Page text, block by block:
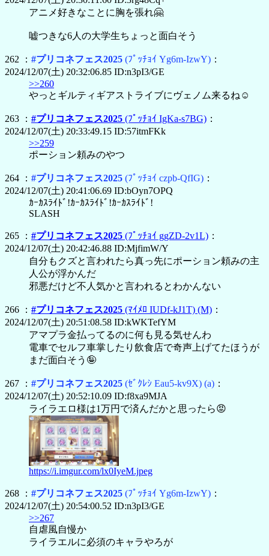
アニメ好きなことに胸を張れ🤗
嘘つきな6人の大学生ちょっと面白そう
262 ： #プリコネフェス2025 (ﾌﾟｯﾁｮｲ Yg6m-IzwY) ：
2024/12/07(土) 20:32:06.85 ID:n3pI3/GE
>>260
やっとギルティギアストライブにヴェノム来るね☺️
263 ： #プリコネフェス2025 (ﾌﾟｯﾁｮｲ IgKa-s7BG) ：
2024/12/07(土) 20:33:49.15 ID:57itmFKk
>>259
ポーション頼みのやつ
264 ： #プリコネフェス2025 (ﾌﾟｯﾁｮｲ czpb-QfIG) ：
2024/12/07(土) 20:41:06.69 ID:bOyn7OPQ
ｶｰｶｽﾗｲﾄﾞ!ｶｰｶｽﾗｲﾄﾞ!ｶｰｶｽﾗｲﾄﾞ!
SLASH
265 ： #プリコネフェス2025 (ﾌﾟｯﾁｮｲ ggZD-2v1L) ：
2024/12/07(土) 20:42:46.88 ID:MjfimW/Y
自分もクズと言われたら真っ先にポーション頼みの主
人公が浮かんだ
邪悪だけど不人気かと言われるとわかんない
266 ： #プリコネフェス2025 (ﾏｲﾒﾛ IUDf-kJ1T) (M) ：
2024/12/07(土) 20:51:08.58 ID:kWKTefYM
アマプラ金払ってるのに何も見る気せんわ
電車でセルフ車掌したり飲食店で奇声上げてたほうが
まだ面白そう🤪
267 ： #プリコネフェス2025 (ｾﾞｸﾚｼ Eau5-kv9X) (a) ：
2024/12/07(土) 20:52:10.09 ID:f8xa9MJA
ライラエロ様は1万円で済んだかと思ったら😡
https://i.imgur.com/lx0IyeM.jpeg
268 ： #プリコネフェス2025 (ﾌﾟｯﾁｮｲ Yg6m-IzwY) ：
2024/12/07(土) 20:54:00.52 ID:n3pI3/GE
>>267
自虐風自慢か
ライラエルに必須のキャラやろが